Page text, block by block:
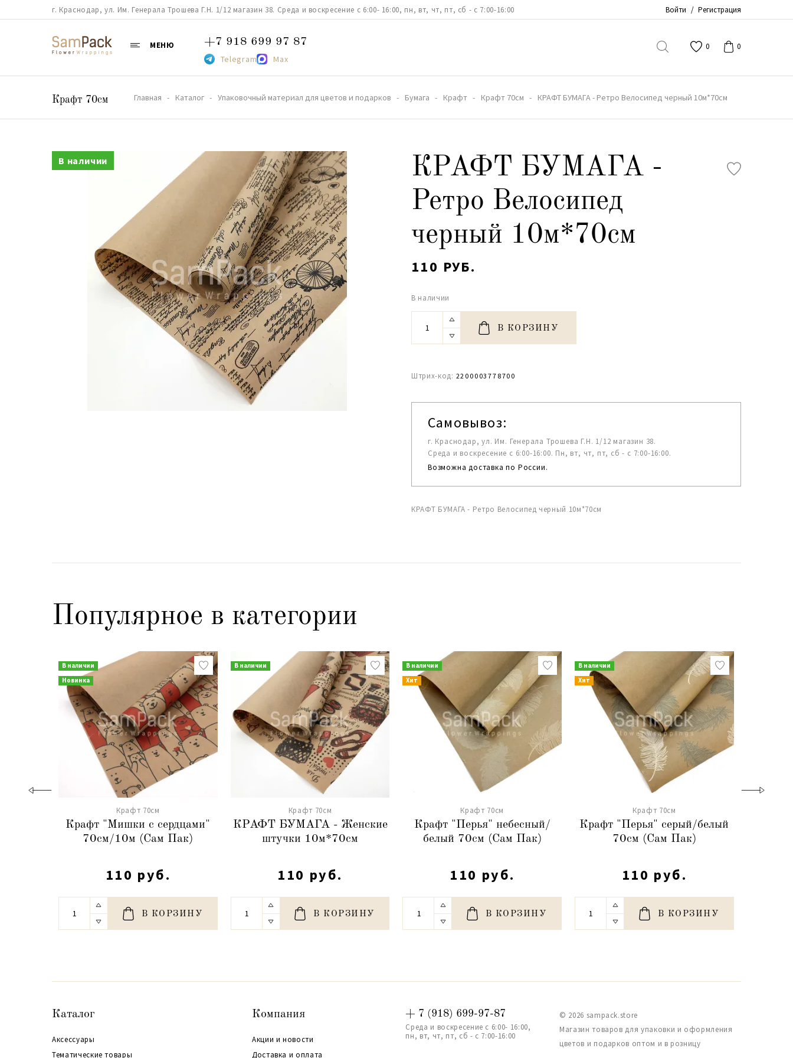
г. Краснодар, ул. Им. Генерала Трошева Г.Н. 1/12 магазин 38. Среда и воскресение с 6:00- 16:00, пн, вт, чт, пт, сб - с 7:00-16:00 Войти / Регистрация
МЕНЮ +7 918 699 97 87
Telegram Max
0 0
Крафт 70см Главная Каталог Упаковочный материал для цветов и подарков Бумага Крафт Крафт 70см КРАФТ БУМАГА - Ретро Велосипед черный 10м*70см
В наличии
КРАФТ БУМАГА -
Ретро Велосипед
черный 10м*70см
110 РУБ.
В наличии
В КОРЗИНУ
Штрих-код: 2200003778700
Самовывоз:
г. Краснодар, ул. Им. Генерала Трошева Г.Н. 1/12 магазин 38.
Среда и воскресение с 6:00-16:00. Пн, вт, чт, пт, сб - с 7:00-16:00.
Возможна доставка по России.
КРАФТ БУМАГА - Ретро Велосипед черный 10м*70см
Популярное в категории
В наличии
Новинка
Крафт 70см
Крафт "Мишки с сердцами"
70см/10м (Сам Пак)
110 руб.
В КОРЗИНУ
В наличии
Крафт 70см
КРАФТ БУМАГА - Женские
штучки 10м*70см
110 руб.
В КОРЗИНУ
В наличии
Хит
Крафт 70см
Крафт "Перья" небесный/
белый 70см (Сам Пак)
110 руб.
В КОРЗИНУ
В наличии
Хит
Крафт 70см
Крафт "Перья" серый/белый
70см (Сам Пак)
110 руб.
В КОРЗИНУ
Каталог
Аксессуары
Тематические товары
Компания
Акции и новости
Доставка и оплата
+ 7 (918) 699-97-87
Среда и воскресение с 6:00- 16:00,
пн, вт, чт, пт, сб - с 7:00-16:00
© 2026 sampack.store
Магазин товаров для упаковки и оформления
цветов и подарков оптом и в розницу